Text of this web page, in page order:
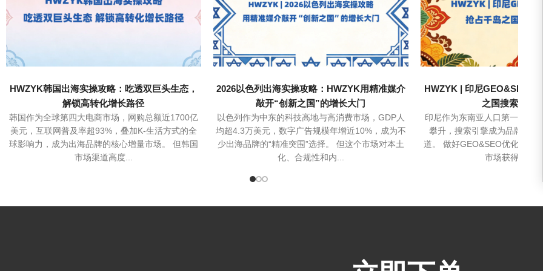
HWZYK韩国出海实操攻略：吃透双巨头生态，
解锁高转化增长路径
韩国作为全球第四大电商市场，网购总额近1700亿
美元，互联网普及率超93%，叠加K-生活方式的全
球影响力，成为出海品牌的核心增量市场。 但韩国
市场渠道高度...
2026以色列出海实操攻略：HWZYK用精准媒介
敲开“创新之国”的增长大门
以色列作为中东的科技高地与高消费市场，GDP人
均超4.3万美元，数字广告规模年增近10%，成为不
少出海品牌的“精准突围”选择。 但这个市场对本土
化、合规性和内...
HWZYK | 印尼GEO&SEO优
之国搜索流量高
印尼作为东南亚人口第一大国
攀升，搜索引擎成为品牌触达
道。 做好GEO&SEO优化，能
市场获得长期稳